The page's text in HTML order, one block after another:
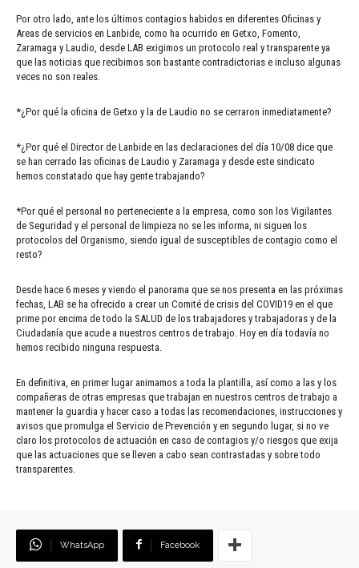
Por otro lado, ante los últimos contagios habidos en diferentes Oficinas y
Areas de servicios en Lanbide, como ha ocurrido en Getxo, Fomento,
Zaramaga y Laudio, desde LAB exigimos un protocolo real y transparente ya
que las noticias que recibimos son bastante contradictorias e incluso algunas
veces no son reales.
*¿Por qué la oficina de Getxo y la de Laudio no se cerraron inmediatamente?
*¿Por qué el Director de Lanbide en las declaraciones del día 10/08 dice que
se han cerrado las oficinas de Laudio y Zaramaga y desde este sindicato
hemos constatado que hay gente trabajando?
*Por qué el personal no perteneciente a la empresa, como son los Vigilantes
de Seguridad y el personal de limpieza no se les informa, ni siguen los
protocolos del Organismo, siendo igual de susceptibles de contagio como el
resto?
Desde hace 6 meses y viendo el panorama que se nos presenta en las próximas
fechas, LAB se ha ofrecido a crear un Comité de crisis del COVID19 en el que
prime por encima de todo la SALUD de los trabajadores y trabajadoras y de la
Ciudadanía que acude a nuestros centros de trabajo. Hoy en día todavía no
hemos recibido ninguna respuesta.
En definitiva, en primer lugar animamos a toda la plantilla, así como a las y los
compañeras de otras empresas que trabajan en nuestros centros de trabajo a
mantener la guardia y hacer caso a todas las recomendaciones, instrucciones y
avisos que promulga el Servicio de Prevención y en segundo lugar, si no ve
claro los protocolos de actuación en caso de contagios y/o riesgos que exija
que las actuaciones que se lleven a cabo sean contrastadas y sobre todo
transparentes.
WhatsApp Facebook